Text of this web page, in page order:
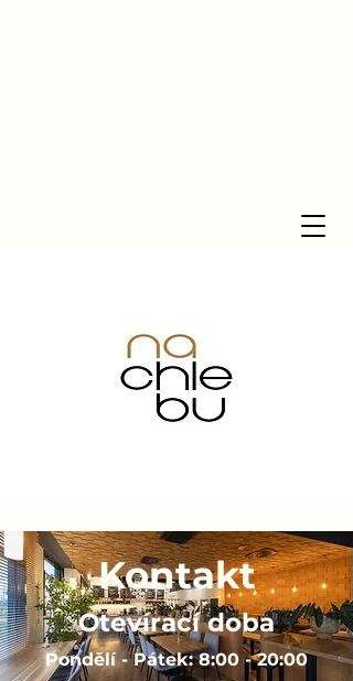
Kontakt
Otevírací doba
Pondělí - Pátek: 8:00 - 20:00